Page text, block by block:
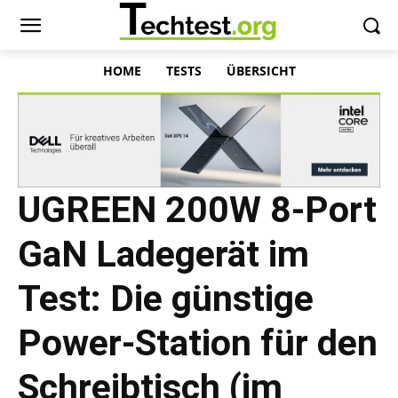
HOME TESTS ÜBERSICHT
UGREEN 200W 8-Port
GaN Ladegerät im
Test: Die günstige
Power-Station für den
Schreibtisch (im